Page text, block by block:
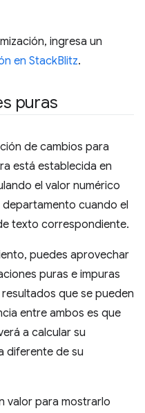
ingresa un
en StackBlitz.
puras
de cambios para
está establecida en
el valor numérico
cuando el
texto correspondiente.
puedes aprovechar
puras e impuras
que se pueden
entre ambos es que
a calcular su
diferente de su
valor para mostrarlo